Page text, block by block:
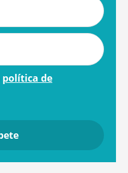
política de